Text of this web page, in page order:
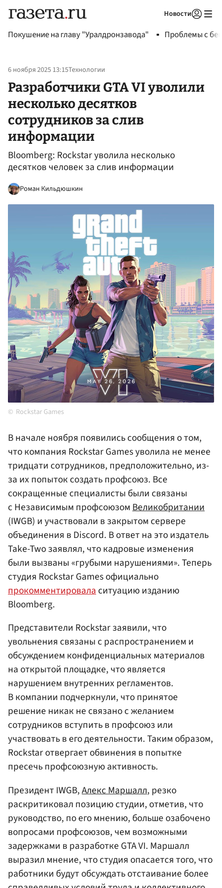
Новости
Покушение на главу "Уралдронзавода" Проблемы с
6 ноября 2025 13:15Технологии
Разработчики GTA VI уволили
несколько десятков
сотрудников за слив
информации
Bloomberg: Rockstar уволила несколько
десятков человек за слив информации
Роман Кильдюшкин
Rockstar Games
В начале ноября появились сообщения о том,
что компания Rockstar Games уволила не менее
тридцати сотрудников, предположительно, из-
за их попыток создать профсоюз. Все
сокращенные специалисты были связаны
с Независимым профсоюзомВеликобритании
(IWGB) и участвовали в закрытом сервере
объединения в Discord. В ответ на это издатель
Take-Two заявлял, что кадровые изменения
были вызваны «грубыми нарушениями». Теперь
студия Rockstar Games официально
прокомментироваласитуацию изданию
Bloomberg.
Представители Rockstar заявили, что
увольнения связаны с распространением и
обсуждением конфиденциальных материалов
на открытой площадке, что является
нарушением внутренних регламентов.
В компании подчеркнули, что принятое
решение никак не связано с желанием
сотрудников вступить в профсоюз или
участвовать в его деятельности. Таким образом,
Rockstar отвергает обвинения в попытке
пресечь профсоюзную активность.
Президент IWGB,Алекс Маршалл, резко
раскритиковал позицию студии, отметив, что
руководство, по его мнению, больше озабочено
вопросами профсоюзов, чем возможными
задержками в разработке GTA VI. Маршалл
выразил мнение, что студия опасается того, что
работники будут обсуждать отстаивание более